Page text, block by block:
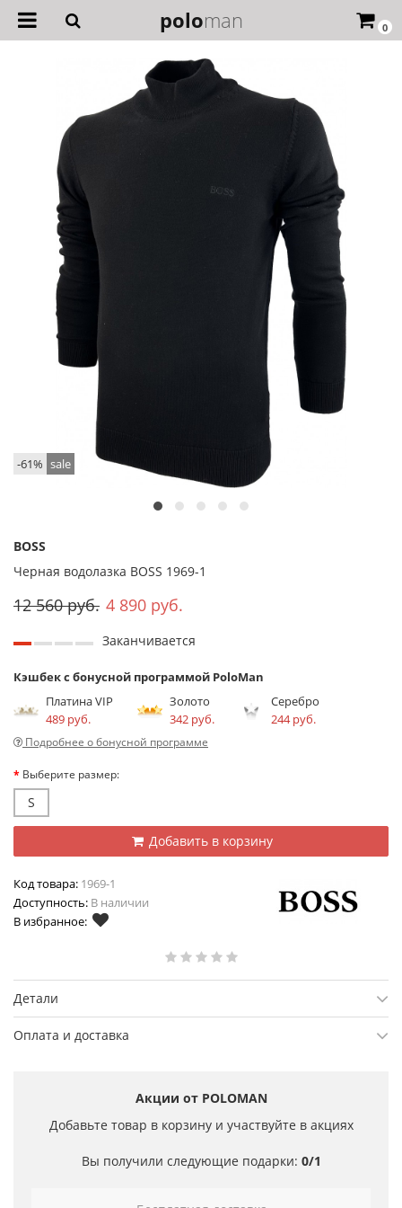
0
poloman
-61% sale
BOSS
Черная водолазка BOSS 1969-1
12 560 руб. 4 890 руб.
Заканчивается
Кэшбек с бонусной программой PoloMan
Платина VIP
489 руб.
Золото
342 руб.
Серебро
244 руб.
Подробнее о бонусной программе
Выберите размер:
S
Добавить в корзину
Код товара: 1969-1
Доступность: В наличии
В избранное:
Детали
Оплата и доставка
Акции от POLOMAN
Добавьте товар в корзину и участвуйте в акциях
Вы получили следующие подарки: 0/1